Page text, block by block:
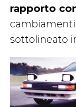
rapporto
cambiamenti
sottolineato